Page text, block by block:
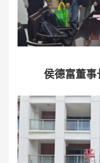
侯德富董